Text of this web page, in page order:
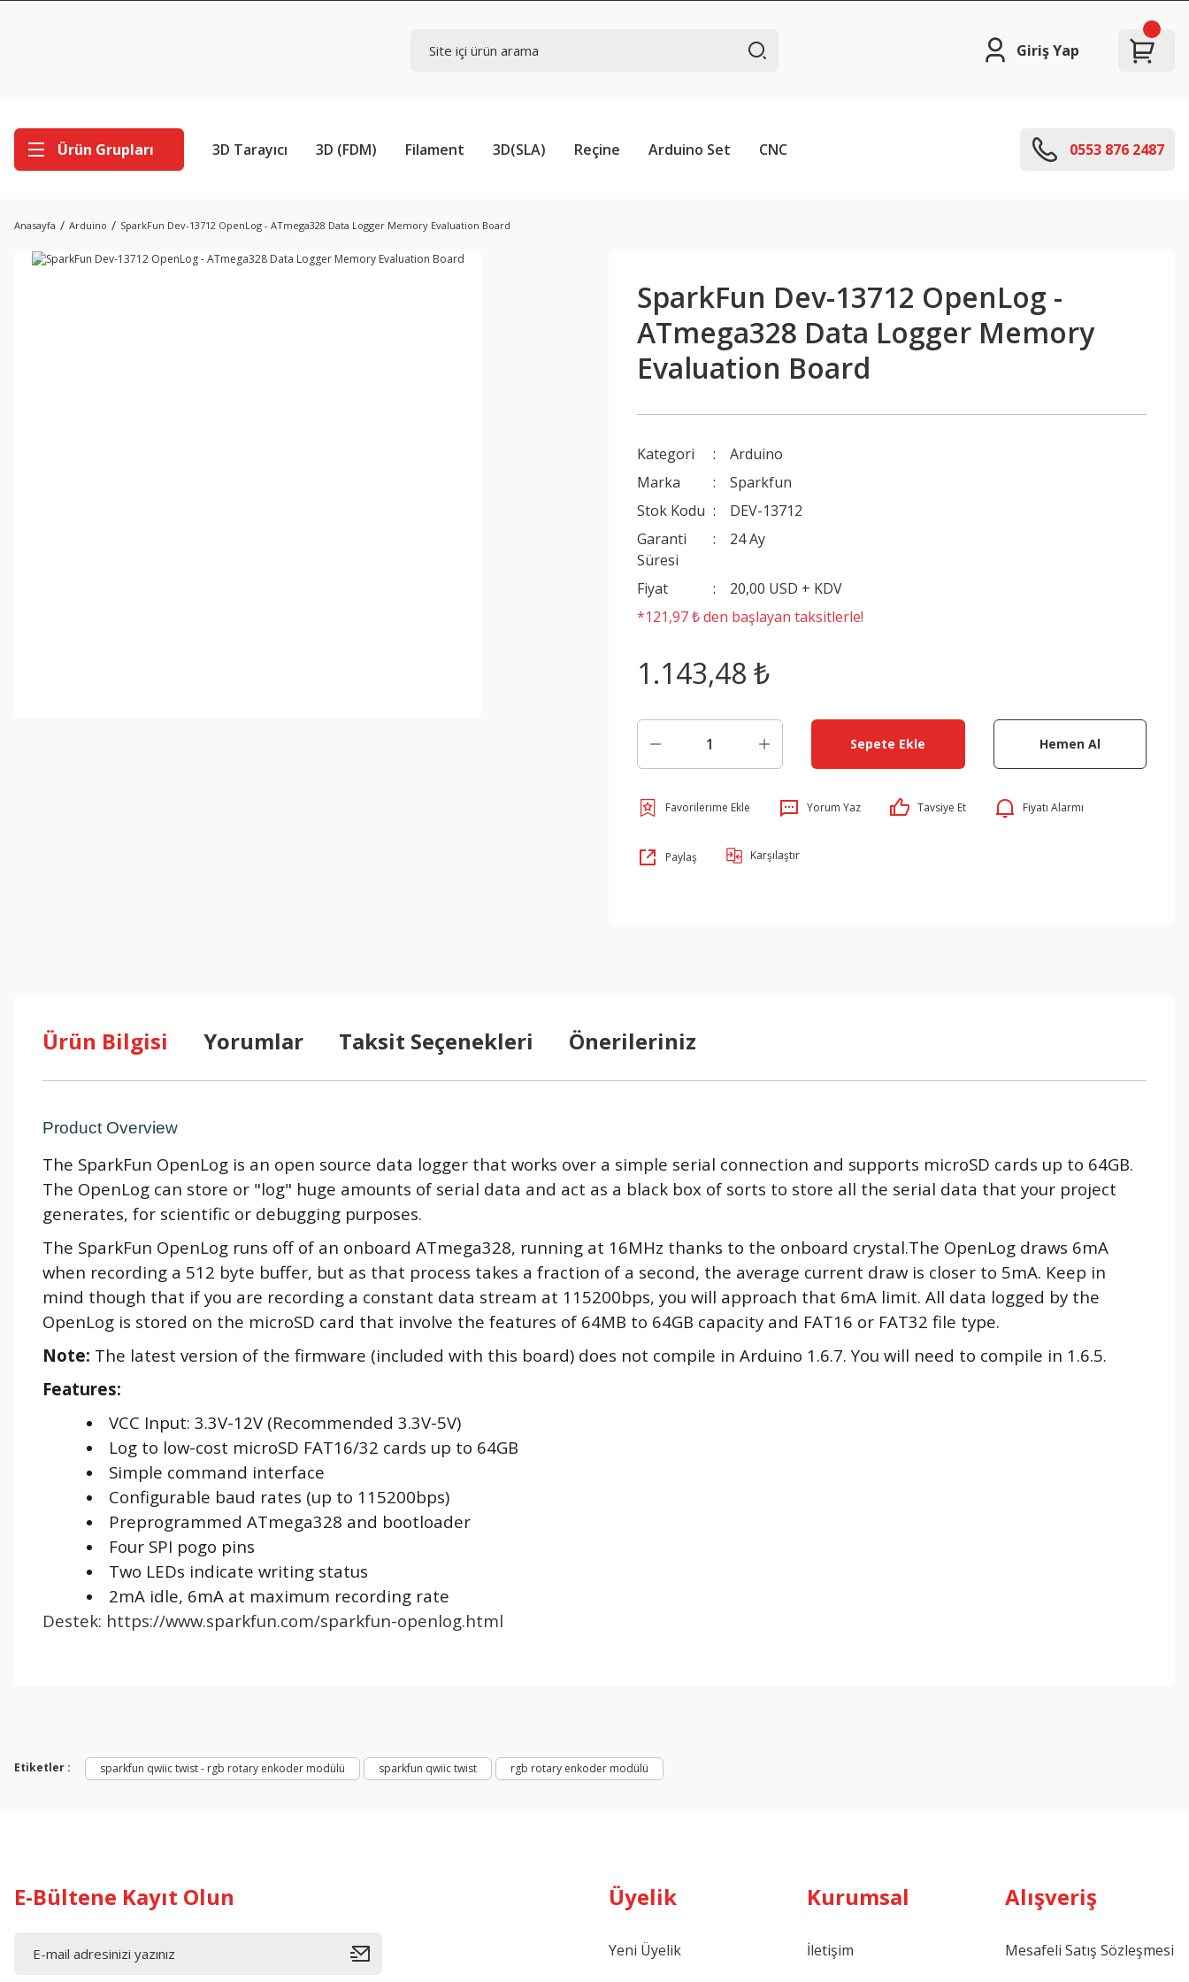
Giriş Yap
Ürün Grupları 3D Tarayıcı 3D (FDM) Filament 3D(SLA) Reçine Arduino Set CNC 0553 876 2487
Anasayfa Arduino SparkFun Dev-13712 OpenLog - ATmega328 Data Logger Memory Evaluation Board
SparkFun Dev-13712 OpenLog -
ATmega328 Data Logger Memory
Evaluation Board
Kategori
Arduino
Marka
Sparkfun
Stok Kodu
DEV-13712
Garanti
Süresi
24 Ay
Fiyat
20,00 USD + KDV
*121,97 ₺ den başlayan taksitlerle!
1.143,48 ₺
Sepete Ekle Hemen Al
Yorum Yaz Tavsiye Et Fiyatı Alarmı
Paylaş Karşılaştır
Ürün Bilgisi Yorumlar Taksit Seçenekleri Önerileriniz
Product Overview
The SparkFun OpenLog is an open source data logger that works over a simple serial connection and supports microSD cards up to 64GB.
The OpenLog can store or "log" huge amounts of serial data and act as a black box of sorts to store all the serial data that your project
generates, for scientific or debugging purposes.
The SparkFun OpenLog runs off of an onboard ATmega328, running at 16MHz thanks to the onboard crystal.The OpenLog draws 6mA
when recording a 512 byte buffer, but as that process takes a fraction of a second, the average current draw is closer to 5mA. Keep in
mind though that if you are recording a constant data stream at 115200bps, you will approach that 6mA limit. All data logged by the
OpenLog is stored on the microSD card that involve the features of 64MB to 64GB capacity and FAT16 or FAT32 file type.
Note: The latest version of the firmware (included with this board) does not compile in Arduino 1.6.7. You will need to compile in 1.6.5.
Features:
VCC Input: 3.3V-12V (Recommended 3.3V-5V)
Log to low-cost microSD FAT16/32 cards up to 64GB
Simple command interface
Configurable baud rates (up to 115200bps)
Preprogrammed ATmega328 and bootloader
Four SPI pogo pins
Two LEDs indicate writing status
2mA idle, 6mA at maximum recording rate
Destek: https://www.sparkfun.com/sparkfun-openlog.html
Yorum Yaz
Ürün açıklamasında eksik bilgiler bulunuyor.
Ürün bilgilerinde hatalar bulunuyor.
Gönder
Etiketler : sparkfun qwiic twist - rgb rotary enkoder modülü sparkfun qwiic twist rgb rotary enkoder modülü
E-Bültene Kayıt Olun Üyelik
Yeni Üyelik
Kurumsal
İletişim
Alışveriş
Mesafeli Satış Sözleşmesi